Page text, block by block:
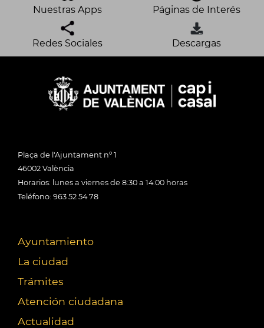
Nuestras Apps Páginas de Interés
Redes Sociales Descargas
Plaça de l'Ajuntament nº 1
46002 València
Horarios: lunes a viernes de 8:30 a 14:00 horas
Teléfono: 963 52 54 78
Ayuntamiento
La ciudad
Trámites
Atención ciudadana
Actualidad